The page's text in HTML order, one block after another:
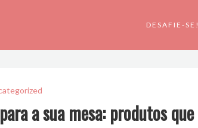
DESAFIE-SE!
a sua mesa: produtos que